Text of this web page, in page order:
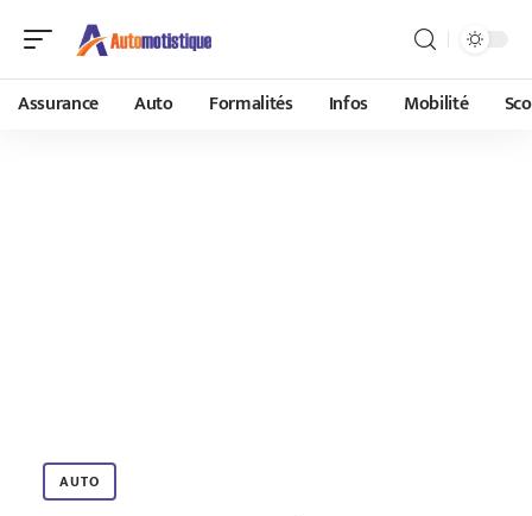
Assurance Auto Formalités Infos Mobilité
AUTO